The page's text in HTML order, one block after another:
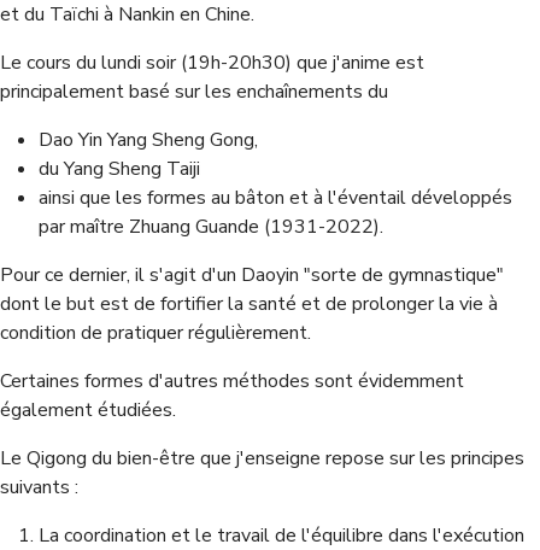
et du Taïchi à Nankin en Chine.
Le cours du lundi soir (19h-20h30) que j'anime est
principalement basé sur les enchaînements du
Dao Yin Yang Sheng Gong,
du Yang Sheng Taiji
ainsi que les formes au bâton et à l'éventail développés
par maître Zhuang Guande (1931-2022).
Pour ce dernier, il s'agit d'un Daoyin "sorte de gymnastique"
dont le but est de fortifier la santé et de prolonger la vie à
condition de pratiquer régulièrement.
Certaines formes d'autres méthodes sont évidemment
également étudiées.
Le Qigong du bien-être que j'enseigne repose sur les principes
suivants :
La coordination et le travail de l'équilibre dans l'exécution